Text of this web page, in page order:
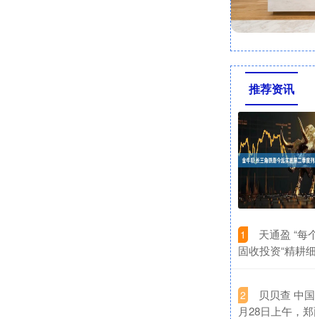
推荐资讯
1
天通盈 “每
固收投资“精耕
2
贝贝查 中
月28日上午，